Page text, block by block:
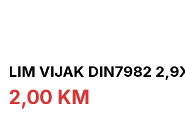
LIM VIJAK DIN7982
2,00 KM